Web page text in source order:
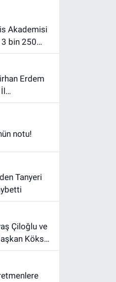
3 bin 250
alacak.
neden
notu!
Köksal